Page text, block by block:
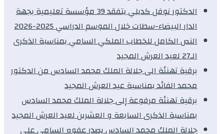
الدكتور نوفل كديلي يتفقد 39 مؤسسة تعليمية بجهة
الدار البيضاء-سطات خلال الموسم الدراسي 2025-2026
النص الكامل للخطاب الملكي السامي بمناسبة الذكرى
الـ27 لعيد العرش المجيد
برقية تهنئة الى جلالة الملك محمد السادس من الدكتور
محمد الفائد بمناسبة عيد العرش المجيد
برقية تهنئة مرفوعة إلى جلالة الملك محمد السادس
بمناسبة الذكرى السابعة و العشرين لعيد العرش المجيد
جلالة الملك محمد السادس يصدر عفوه السامي على